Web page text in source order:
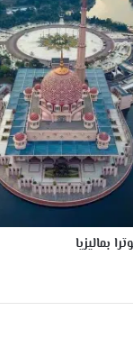
ت
ط
و
ر
-
أ
ن
و
ا
ع
ا
ل
ا
بماليزيا